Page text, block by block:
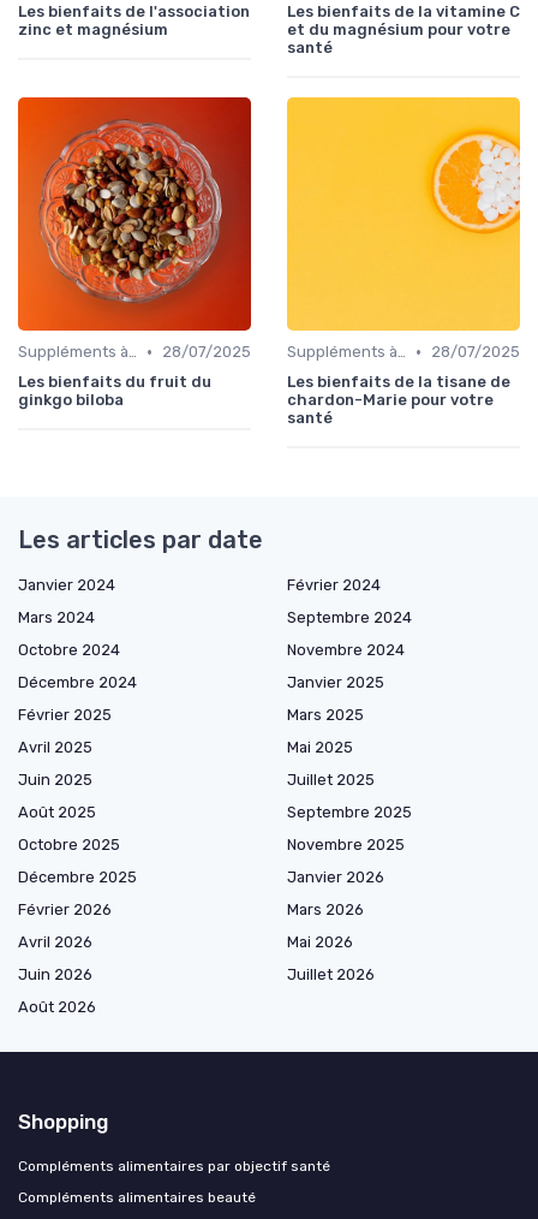
Les bienfaits de l'association
zinc et magnésium
Les bienfaits de la vitamine C
et du magnésium pour votre
santé
Suppléments à base de plantes •
28/07/2025
Les bienfaits du fruit du
ginkgo biloba
Suppléments à base de plantes •
28/07/2025
Les bienfaits de la tisane de
chardon-Marie pour votre
santé
Les articles par date
Janvier 2024
Février 2024
Mars 2024
Septembre 2024
Octobre 2024
Novembre 2024
Décembre 2024
Janvier 2025
Février 2025
Mars 2025
Avril 2025
Mai 2025
Juin 2025
Juillet 2025
Août 2025
Septembre 2025
Octobre 2025
Novembre 2025
Décembre 2025
Janvier 2026
Février 2026
Mars 2026
Avril 2026
Mai 2026
Juin 2026
Juillet 2026
Août 2026
Shopping
Compléments alimentaires par objectif santé
Compléments alimentaires beauté